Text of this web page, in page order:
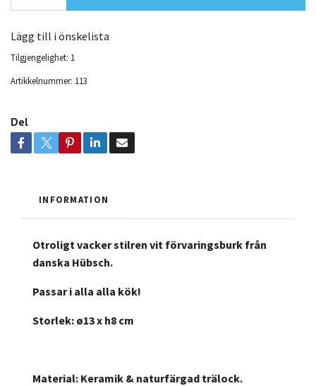
Lägg till i önskelista
Tilgjengelighet: 1
Artikkelnummer: 113
Del
INFORMATION
Otroligt vacker stilren vit förvaringsburk från
danska Hübsch.
Passar i alla alla kök!
Storlek: ø13 x h8 cm
Material: Keramik & naturfärgad trälock.